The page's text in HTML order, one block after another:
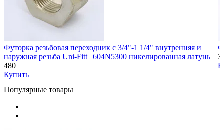
Футорка резьбовая переходник с 3/4"-1 1/4" внутренняя и
наружная резьба Uni-Fitt | 604N5300 никелированная латунь
480
Купить
Популярные товары